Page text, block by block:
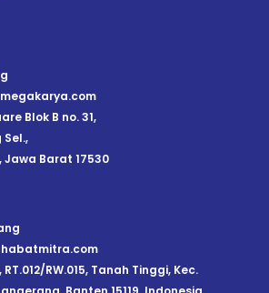
Blok B no. 31,
Barat 17530
RW.015, Tanah Tinggi, Kec.